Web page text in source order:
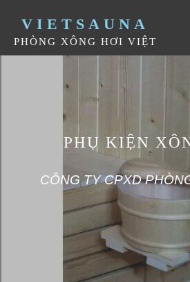
VIETSAUNA
PHÒNG XÔNG HƠI VIỆT
PHỤ KIỆN
CÔNG TY CPXD